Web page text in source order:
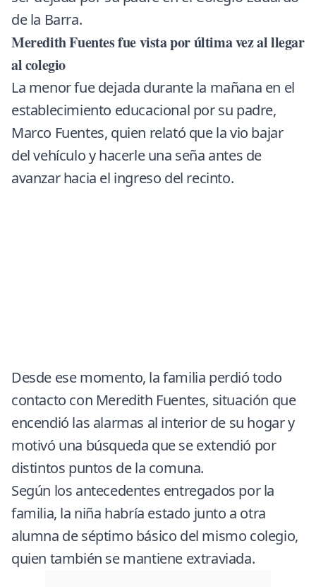
de la Barra.
Meredith Fuentes fue vista por última vez al llegar
al colegio
La menor fue dejada durante la mañana en el
establecimiento educacional por su padre,
Marco Fuentes, quien relató que la vio bajar
del vehículo y hacerle una seña antes de
avanzar hacia el ingreso del recinto.
Desde ese momento, la familia perdió todo
contacto con Meredith Fuentes, situación que
encendió las alarmas al interior de su hogar y
motivó una búsqueda que se extendió por
distintos puntos de la comuna.
Según los antecedentes entregados por la
familia, la niña habría estado junto a otra
alumna de séptimo básico del mismo colegio,
quien también se mantiene extraviada.